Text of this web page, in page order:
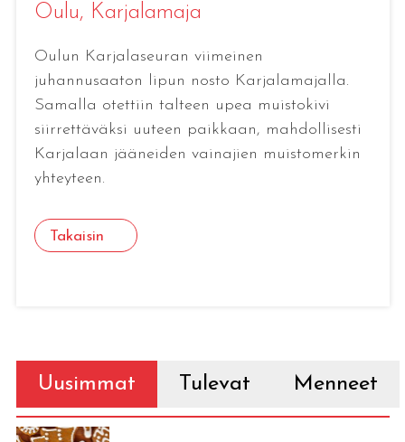
Oulu, Karjalamaja
Oulun Karjalaseuran viimeinen
juhannusaaton lipun nosto Karjalamajalla.
Samalla otettiin talteen upea muistokivi
siirrettäväksi uuteen paikkaan, mahdollisesti
Karjalaan jääneiden vainajien muistomerkin
yhteyteen.
Takaisin
Uusimmat Tulevat Menneet